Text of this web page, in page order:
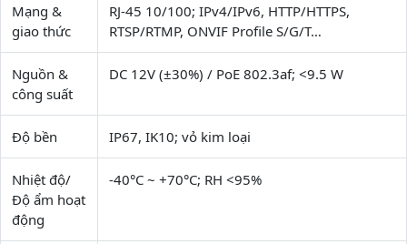
Mạng &
giao thức
RJ-45 10/100; IPv4/IPv6, HTTP/HTTPS,
RTSP/RTMP, ONVIF Profile S/G/T…
Nguồn &
công suất
DC 12V (±30%) / PoE 802.3af; <9.5 W
Độ bền IP67, IK10; vỏ kim loại
Nhiệt độ/
Độ ẩm hoạt
động
-40°C ~ +70°C; RH <95%